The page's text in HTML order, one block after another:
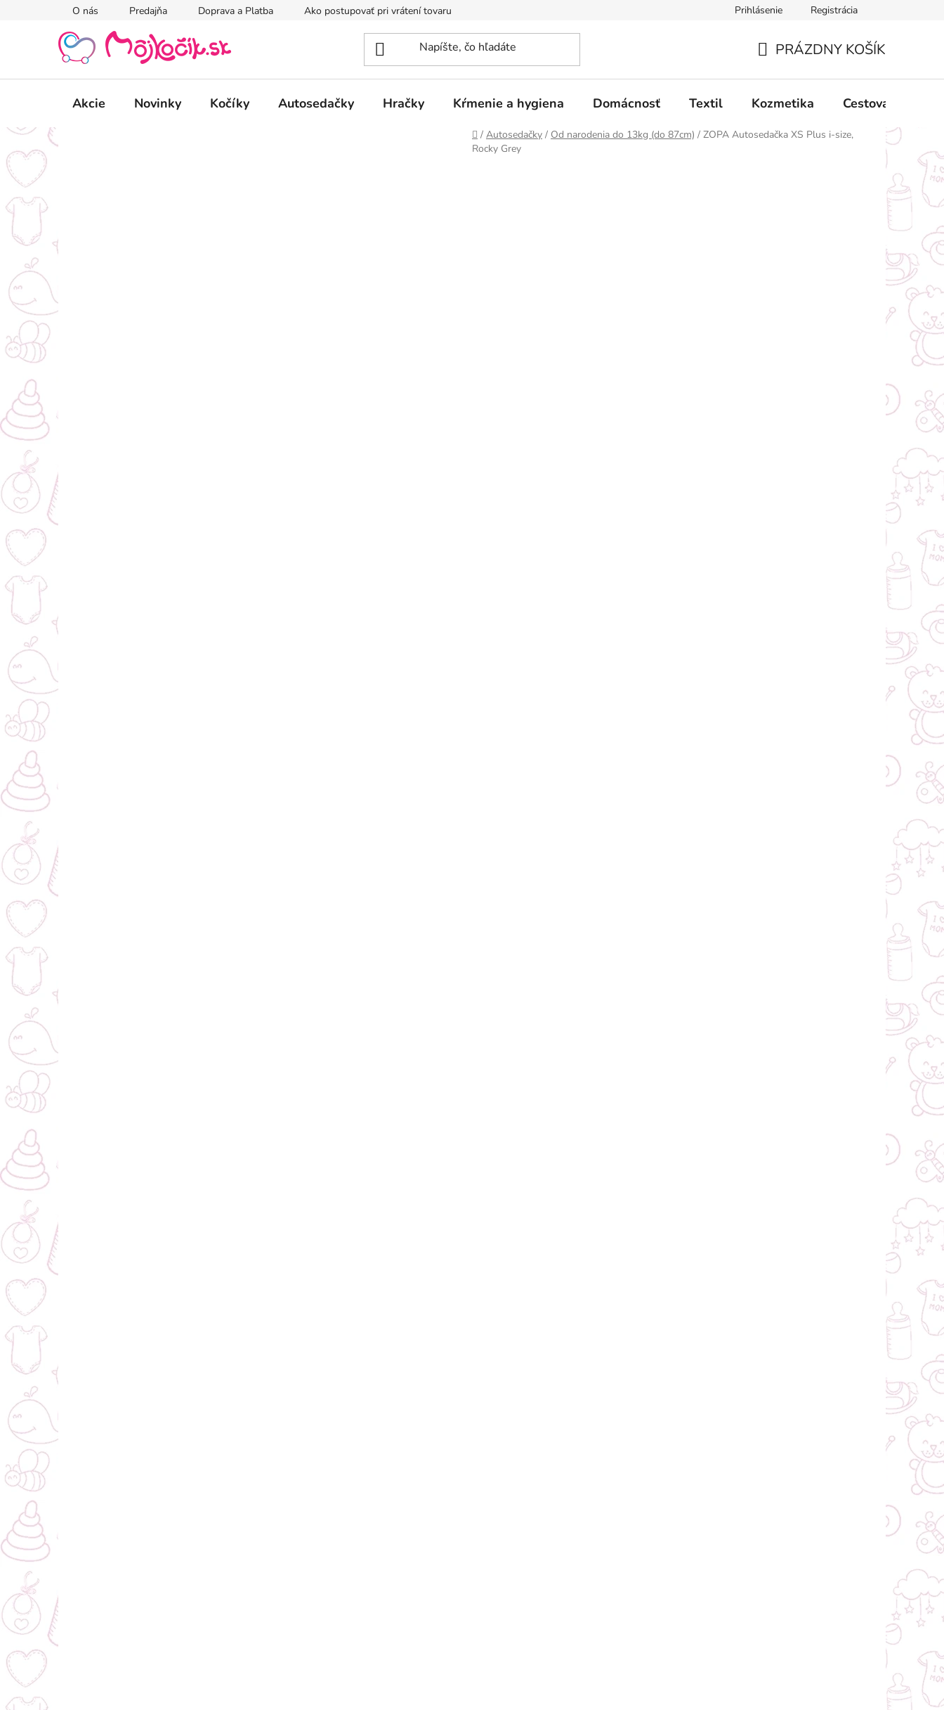
O nás Predajňa Doprava a Platba Ako postupovať pri vrátení tovaru Obchodné podmienky Podmienky ochrany
Prihlásenie Registrácia
KOŠÍK
PRÁZDNY KOŠÍK
Akcie Novinky Kočíky Autosedačky Hračky Kŕmenie a hygiena Domácnosť Textil Kozmetika Cestovanie
Domov
/ Autosedačky / Od narodenia do 13kg (do 87cm) / ZOPA Autosedačka XS Plus i-size,
Rocky Grey